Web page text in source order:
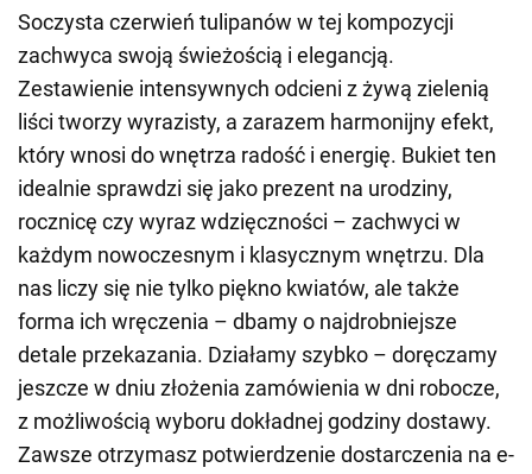
Soczysta czerwień tulipanów w tej kompozycji
zachwyca swoją świeżością i elegancją.
Zestawienie intensywnych odcieni z żywą zielenią
liści tworzy wyrazisty, a zarazem harmonijny efekt,
który wnosi do wnętrza radość i energię. Bukiet ten
idealnie sprawdzi się jako prezent na urodziny,
rocznicę czy wyraz wdzięczności – zachwyci w
każdym nowoczesnym i klasycznym wnętrzu. Dla
nas liczy się nie tylko piękno kwiatów, ale także
forma ich wręczenia – dbamy o najdrobniejsze
detale przekazania. Działamy szybko – doręczamy
jeszcze w dniu złożenia zamówienia w dni robocze,
z możliwością wyboru dokładnej godziny dostawy.
Zawsze otrzymasz potwierdzenie dostarczenia na e-